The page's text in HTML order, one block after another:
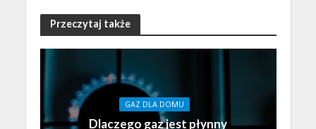
Przeczytaj także
GAZ DLA DOMU
Dlaczego gaz jest płynny